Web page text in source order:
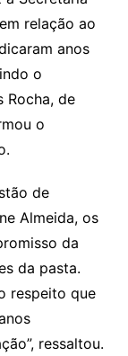
relação ao
anos
o
Rocha, de
o
de
Almeida, os
da
da pasta.
respeito que
ressaltou.